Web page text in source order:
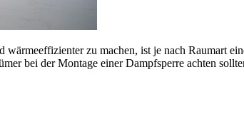
zu machen, ist je nach Raumart
bei der Montage einer Dampfsperre achten